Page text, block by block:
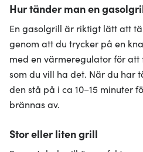
Hur tänder man en
En gasolgrill är riktigt lätt att
genom att du trycker på en
med en värmeregulator för
som du vill ha det. När du har
den stå på i ca 10–15 minuter
brännas av.
Stor eller liten grill